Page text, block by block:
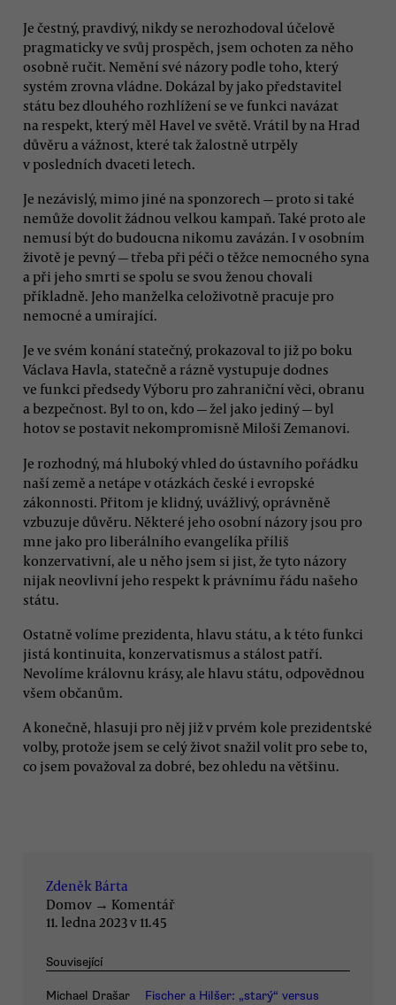
Je čestný, pravdivý, nikdy se nerozhodoval účelově
pragmaticky ve svůj prospěch, jsem ochoten za něho
osobně ručit. Nemění své názory podle toho, který
systém zrovna vládne. Dokázal by jako představitel
státu bez dlouhého rozhlížení se ve funkci navázat
na respekt, který měl Havel ve světě. Vrátil by na Hrad
důvěru a vážnost, které tak žalostně utrpěly
v posledních dvaceti letech.
Je nezávislý, mimo jiné na sponzorech — proto si také
nemůže dovolit žádnou velkou kampaň. Také proto ale
nemusí být do budoucna nikomu zavázán. I v osobním
životě je pevný — třeba při péči o těžce nemocného syna
a při jeho smrti se spolu se svou ženou chovali
příkladně. Jeho manželka celoživotně pracuje pro
nemocné a umírající.
Je ve svém konání statečný, prokazoval to již po boku
Václava Havla, statečně a rázně vystupuje dodnes
ve funkci předsedy Výboru pro zahraniční věci, obranu
a bezpečnost. Byl to on, kdo — žel jako jediný — byl
hotov se postavit nekompromisně Miloši Zemanovi.
Je rozhodný, má hluboký vhled do ústavního pořádku
naší země a netápe v otázkách české i evropské
zákonnosti. Přitom je klidný, uvážlivý, oprávněně
vzbuzuje důvěru. Některé jeho osobní názory jsou pro
mne jako pro liberálního evangelíka příliš
konzervativní, ale u něho jsem si jist, že tyto názory
nijak neovlivní jeho respekt k právnímu řádu našeho
státu.
Ostatně volíme prezidenta, hlavu státu, a k této funkci
jistá kontinuita, konzervatismus a stálost patří.
Nevolíme královnu krásy, ale hlavu státu, odpovědnou
všem občanům.
A konečně, hlasuji pro něj již v prvém kole prezidentské
volby, protože jsem se celý život snažil volit pro sebe to,
co jsem považoval za dobré, bez ohledu na většinu.
Zdeněk Bárta
Domov → Komentář
11. ledna 2023 v 11.45
Související
Michael Drašar
Fischer a Hilšer: „starý“ versus